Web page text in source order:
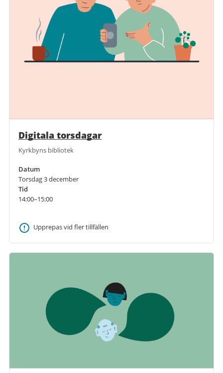
Digitala torsdagar
Kyrkbyns bibliotek
Datum
Torsdag 3 december
Tid
14:00–15:00
Upprepas vid fler tillfällen